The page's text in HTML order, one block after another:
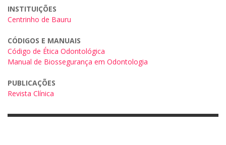
INSTITUIÇÕES
Centrinho de Bauru
CÓDIGOS E MANUAIS
Código de Ética Odontológica
Manual de Biossegurança em Odontologia
PUBLICAÇÕES
Revista Clínica